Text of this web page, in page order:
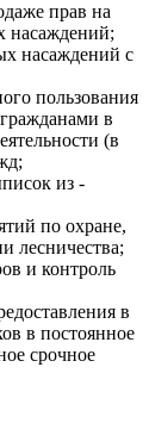
прав на
насаждений;
насаждений с
пользования
в
(в
из -
по охране,
лесничества;
и контроль
в
в постоянное
срочное